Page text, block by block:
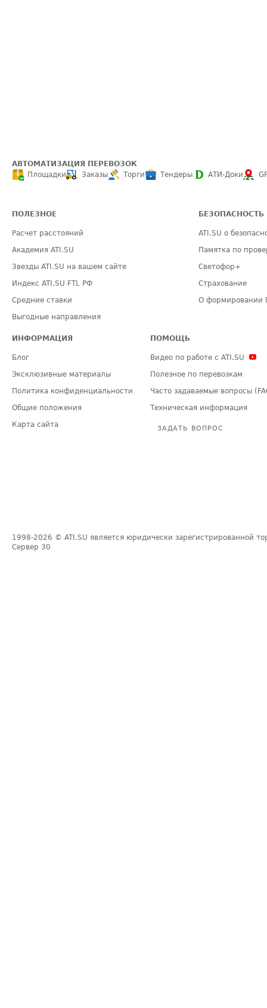
АВТОМАТИЗАЦИЯ ПЕРЕВОЗОК
Площадки
Заказы Торги Тендеры АТИ-Доки
ПОЛЕЗНОЕ
Расчет расстояний
Академия ATI.SU
Звезды ATI.SU на вашем сайте
Индекс ATI.SU FTL РФ
Средние ставки
Выгодные направления
БЕЗОПАСНОСТЬ
ATI.SU о
Памятка по
Светофор+
Страхование
О формировании
ИНФОРМАЦИЯ
Блог
Эксклюзивные материалы
Политика конфиденциальности
Общие положения
Карта сайта
ПОМОЩЬ
Видео по работе с ATI.SU
Полезное по перевозкам
Часто задаваемые вопросы
Техническая информация
ЗАДАТЬ ВОПРОС
1998-2026 © ATI.SU является юридически зарегистрированной
Сервер 30